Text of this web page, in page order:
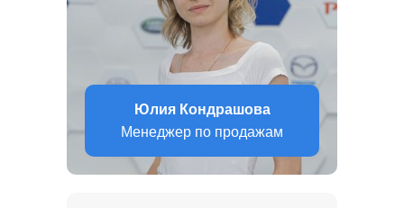
Юлия Кондрашова
Менеджер по продажам